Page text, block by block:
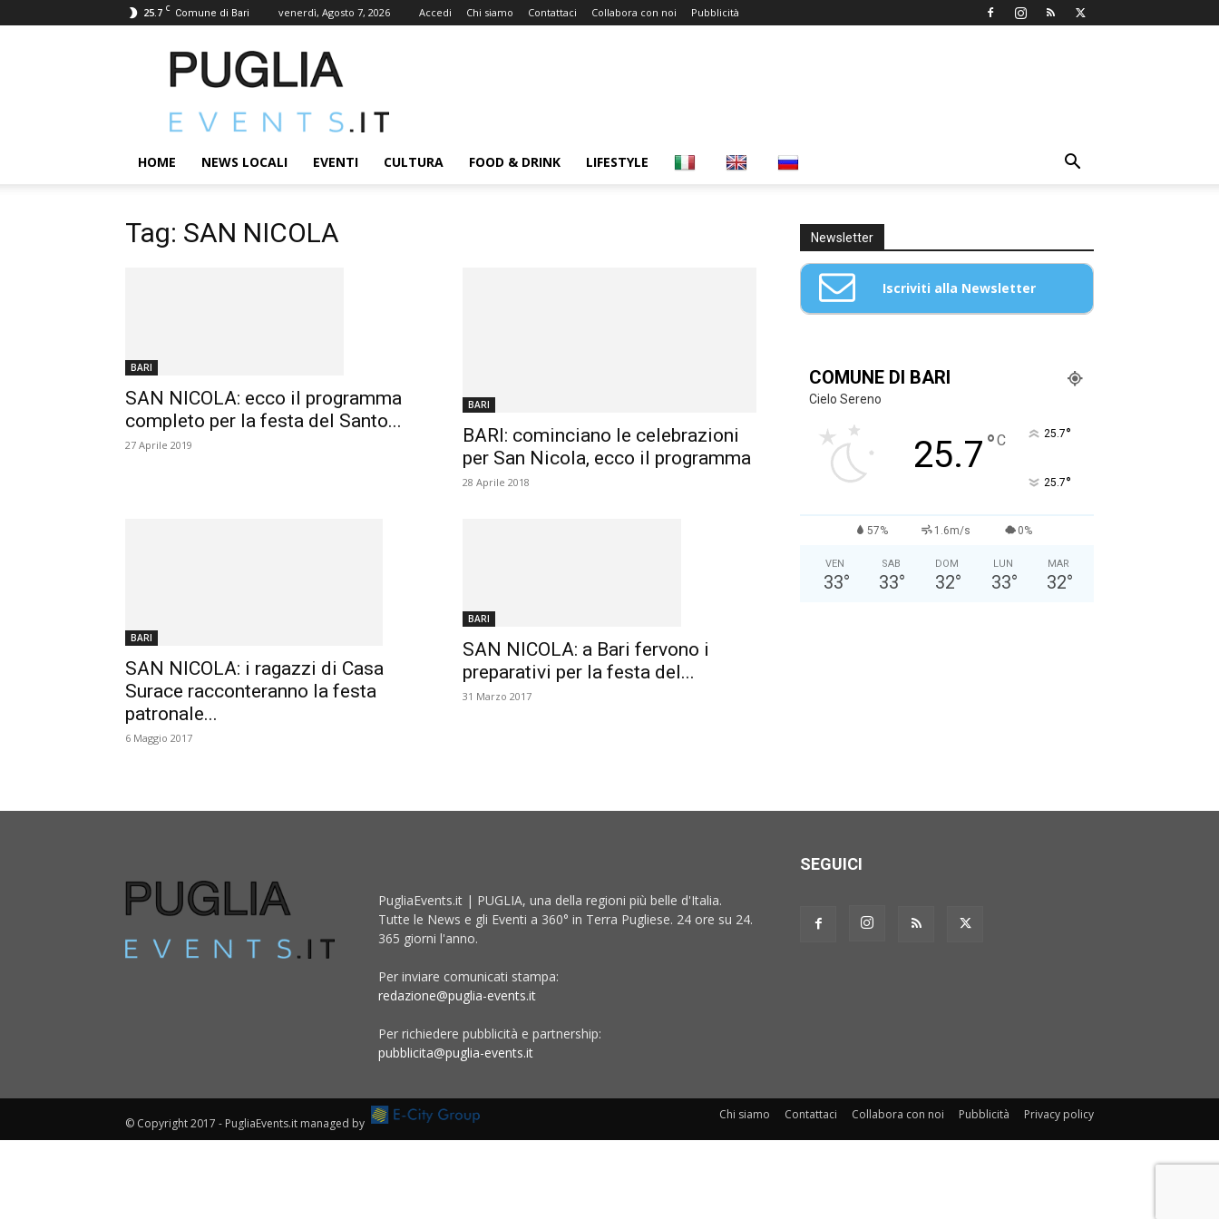
25.7 C Comune di Bari venerdì, Agosto 7, 2026 Accedi Chi siamo Contattaci Collabora con noi Pubblicità
PUGLIAEVENTS.IT
|
ed
Eventi
in
HOME NEWS LOCALI EVENTI CULTURA FOOD & DRINK LIFESTYLE
Tag: SAN NICOLA
BARI
SAN NICOLA: ecco il programma
completo per la festa del Santo...
27 Aprile 2019
BARI
BARI: cominciano le celebrazioni
per San Nicola, ecco il programma
28 Aprile 2018
BARI
SAN NICOLA: i ragazzi di Casa
Surace racconteranno la festa
patronale...
6 Maggio 2017
BARI
SAN NICOLA: a Bari fervono i
preparativi per la festa del...
31 Marzo 2017
Newsletter
Iscriviti alla Newsletter
Cognome: *
Maschio
Femmina
Anno di Nascita: *
www.puglia-aevents.it informa che in
COMUNE DI BARI
Cielo Sereno
25.7°C 25.7°
25.7°
57% 1.6m/s 0%
VEN
33°
SAB
33°
DOM
32°
LUN
33°
MAR
32°
PugliaEvents.it | PUGLIA, una della regioni più belle d'Italia.
Tutte le News e gli Eventi a 360° in Terra Pugliese. 24 ore su 24.
365 giorni l'anno.
Per inviare comunicati stampa:
redazione@puglia-events.it
Per richiedere pubblicità e partnership:
pubblicita@puglia-events.it
SEGUICI
Chi siamo Contattaci Collabora con noi Pubblicità Privacy policy
© Copyright 2017 - PugliaEvents.it managed by